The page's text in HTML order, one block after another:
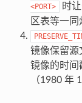
<PORT>
时
区表等一同
镜像保留源
镜像的时间
（1980 年